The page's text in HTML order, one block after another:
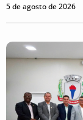
5 de agosto de 2026